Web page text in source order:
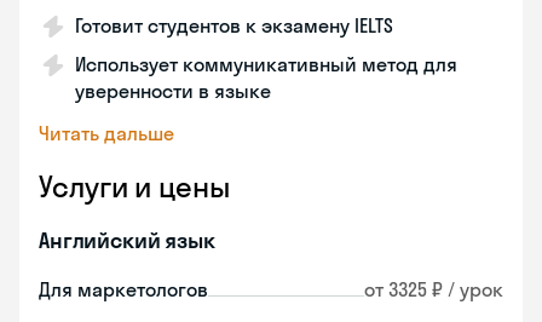
Готовит студентов к экзамену IELTS
Использует коммуникативный метод для
уверенности в языке
Читать дальше
Услуги и цены
Английский язык
Для маркетологов от 3325 ₽ / урок